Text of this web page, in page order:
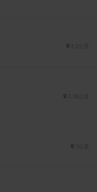
2.35公里